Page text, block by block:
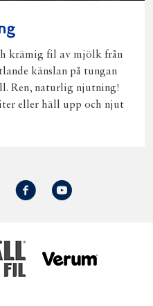
krämig fil av mjölk från
känslan på tungan
Ren, naturlig njutning!
eller häll upp och njut
Facebook
Youtube
Norrländska
Fjällfil